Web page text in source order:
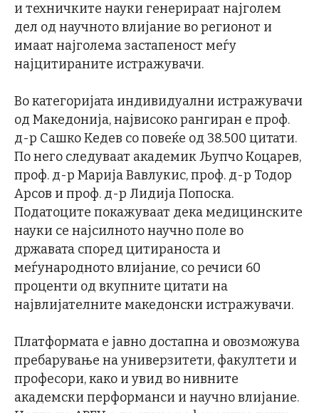
и техничките науки генерираат најголем
дел од научното влијание во регионот и
имаат најголема застапеност меѓу
најцитираните истражувачи.
Во категоријата индивидуални истражувачи
од Македонија, највисоко рангиран е проф.
д-р Сашко Кедев со повеќе од 38.500 цитати.
По него следуваат академик Љупчо Коцарев,
проф. д-р Марија Вавлукис, проф. д-р Тодор
Арсов и проф. д-р Лидија Попоска.
Податоците покажуваат дека медицинските
науки се најсилното научно поле во
државата според цитираноста и
меѓународното влијание, со речиси 60
проценти од вкупните цитати на
највлијателните македонски истражувачи.
Платформата е јавно достапна и овозможува
пребарување на универзитети, факултети и
професори, како и увид во нивните
академски перформанси и научно влијание.